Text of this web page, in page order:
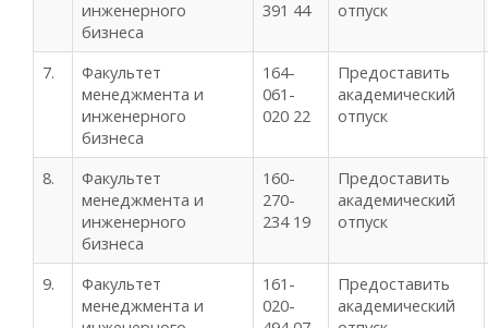
инженерного
бизнеса
391 44 отпуск
7.
Факультет
менеджмента и
инженерного
бизнеса
164-
061-
020 22
Предоставить
академический
отпуск
8.
Факультет
менеджмента и
инженерного
бизнеса
160-
270-
234 19
Предоставить
академический
отпуск
9.
Факультет
менеджмента и
161-
020-
Предоставить
академический